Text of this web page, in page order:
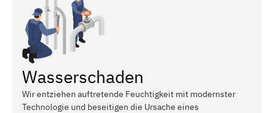
Wasserschaden
Wir entziehen auftretende Feuchtigkeit mit modernster
Technologie und beseitigen die Ursache eines